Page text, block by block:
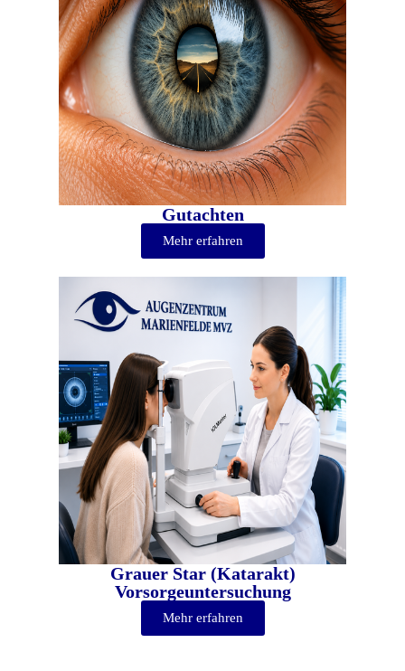
Gutachten
Mehr erfahren
Grauer Star (Katarakt)
Vorsorgeuntersuchung
Mehr erfahren